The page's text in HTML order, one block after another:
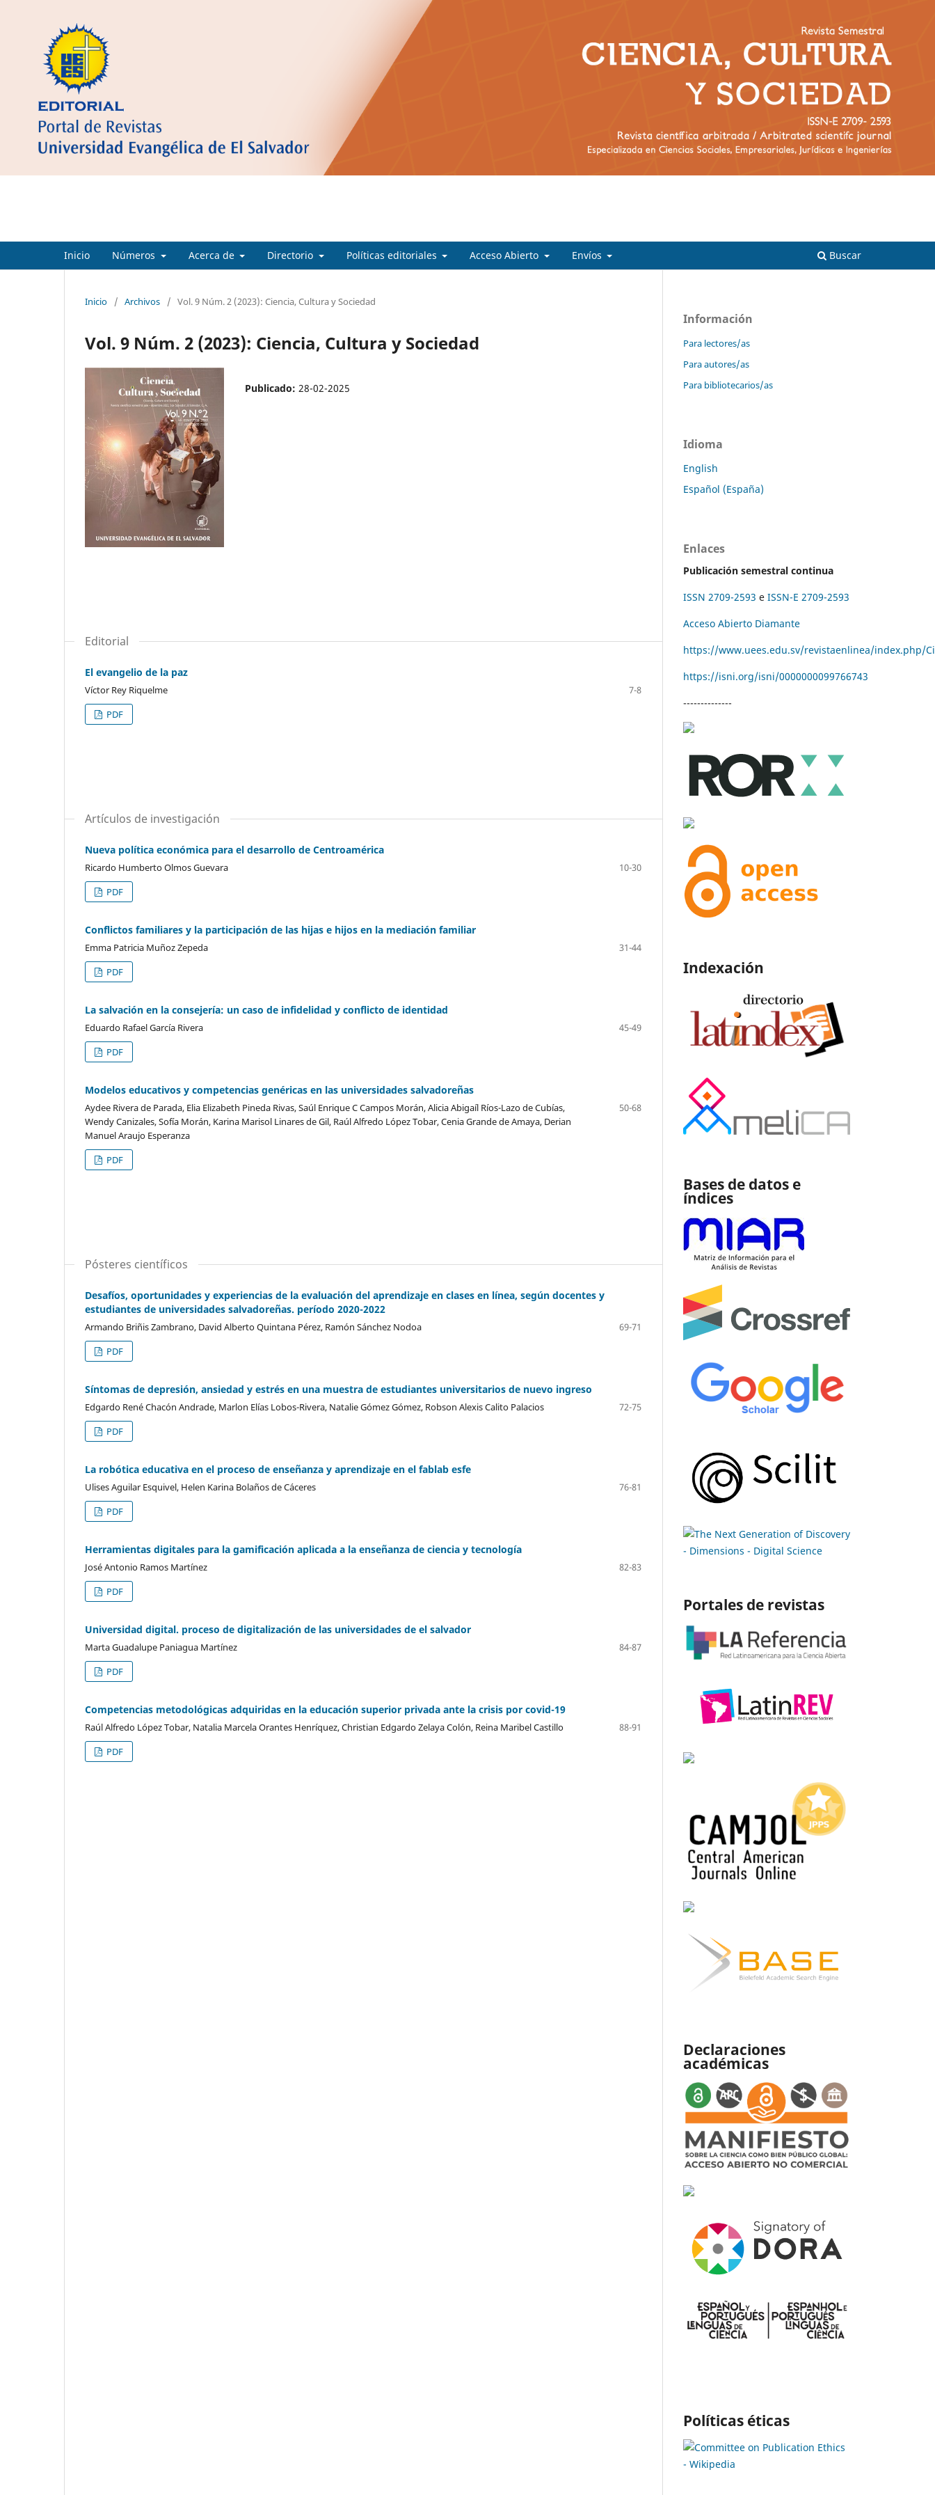
Inicio Números Acerca de Directorio Políticas editoriales Acceso Abierto Envíos Buscar
Inicio / Archivos / Vol. 9 Núm. 2 (2023): Ciencia, Cultura y Sociedad
Vol. 9 Núm. 2 (2023): Ciencia, Cultura y Sociedad
Publicado: 28-02-2025
Editorial
El evangelio de la paz
Víctor Rey Riquelme
7-8
PDF
Artículos de investigación
Nueva política económica para el desarrollo de Centroamérica
Ricardo Humberto Olmos Guevara
10-30
PDF
Conflictos familiares y la participación de las hijas e hijos en la mediación familiar
Emma Patricia Muñoz Zepeda
31-44
PDF
La salvación en la consejería: un caso de infidelidad y conflicto de identidad
Eduardo Rafael García Rivera
45-49
PDF
Modelos educativos y competencias genéricas en las universidades salvadoreñas
Aydee Rivera de Parada, Elia Elizabeth Pineda Rivas, Saúl Enrique C Campos Morán, Alicia Abigaíl Ríos-Lazo de Cubías,
Wendy Canizales, Sofía Morán, Karina Marisol Linares de Gil, Raúl Alfredo López Tobar, Cenia Grande de Amaya, Derian
Manuel Araujo Esperanza
50-68
PDF
Pósteres científicos
Desafíos, oportunidades y experiencias de la evaluación del aprendizaje en clases en línea, según docentes y
estudiantes de universidades salvadoreñas. período 2020-2022
Armando Briñis Zambrano, David Alberto Quintana Pérez, Ramón Sánchez Nodoa
69-71
PDF
Síntomas de depresión, ansiedad y estrés en una muestra de estudiantes universitarios de nuevo ingreso
Edgardo René Chacón Andrade, Marlon Elías Lobos-Rivera, Natalie Gómez Gómez, Robson Alexis Calito Palacios
72-75
PDF
La robótica educativa en el proceso de enseñanza y aprendizaje en el fablab esfe
Ulises Aguilar Esquivel, Helen Karina Bolaños de Cáceres
76-81
PDF
Herramientas digitales para la gamificación aplicada a la enseñanza de ciencia y tecnología
José Antonio Ramos Martínez
82-83
PDF
Universidad digital. proceso de digitalización de las universidades de el salvador
Marta Guadalupe Paniagua Martínez
84-87
PDF
Competencias metodológicas adquiridas en la educación superior privada ante la crisis por covid-19
Raúl Alfredo López Tobar, Natalia Marcela Orantes Henríquez, Christian Edgardo Zelaya Colón, Reina Maribel Castillo
88-91
PDF
Información
Para lectores/as
Para autores/as
Para bibliotecarios/as
Idioma
English
Español (España)
Enlaces
Publicación semestral continua
ISSN 2709-2593 e ISSN-E 2709-2593
Acceso Abierto Diamante
https://www.uees.edu.sv/revistaenlinea/index.php/
https://isni.org/isni/0000000099766743
--------------
Indexación
Bases de datos e
índices
Portales de revistas
Declaraciones
académicas
Políticas éticas